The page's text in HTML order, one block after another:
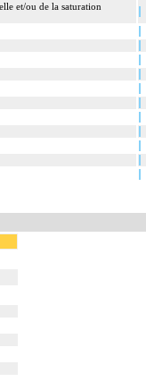
et/ou de la saturation